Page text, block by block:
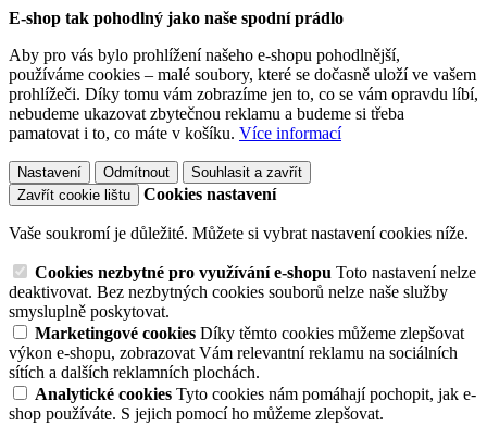
E-shop tak pohodlný jako naše spodní prádlo
Aby pro vás bylo prohlížení našeho e-shopu pohodlnější,
používáme cookies – malé soubory, které se dočasně uloží ve vašem
prohlížeči. Díky tomu vám zobrazíme jen to, co se vám opravdu líbí,
nebudeme ukazovat zbytečnou reklamu a budeme si třeba
pamatovat i to, co máte v košíku. Více informací
Nastavení Odmítnout
Souhlasit a zavřít
Zavřít cookie lištu
Cookies nastavení
Vaše soukromí je důležité. Můžete si vybrat nastavení cookies níže.
Cookies nezbytné pro využívání e-shopu Toto nastavení nelze
deaktivovat. Bez nezbytných cookies souborů nelze naše služby
smysluplně poskytovat.
Marketingové cookies Díky těmto cookies můžeme zlepšovat
výkon e-shopu, zobrazovat Vám relevantní reklamu na sociálních
sítích a dalších reklamních plochách.
Analytické cookies Tyto cookies nám pomáhají pochopit, jak e-
shop používáte. S jejich pomocí ho můžeme zlepšovat.